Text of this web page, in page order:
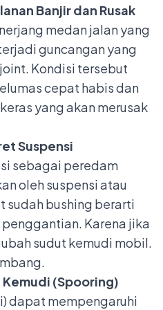
Banjir dan Rusak
medan jalan yang
guncangan yang
Kondisi tersebut
cepat habis dan
yang akan merusak
Suspensi
sebagai peredam
oleh suspensi atau
sudah bushing berarti
Karena jika
sudut kemudi mobil.
(Spooring)
dapat mempengaruhi